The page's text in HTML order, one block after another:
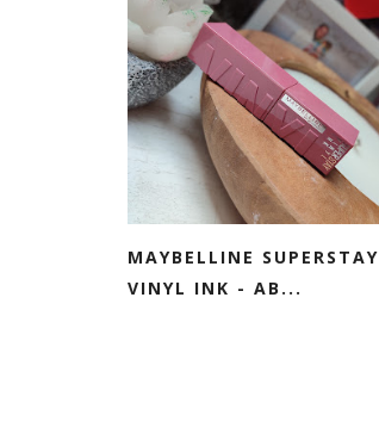
MAYBELLINE SUPERSTAY
VINYL INK - AB...